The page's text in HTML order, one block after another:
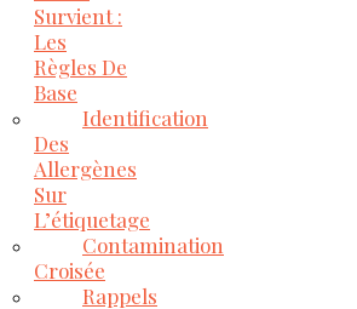
Survient :
Les
Règles De
Base
Identification
Des
Allergènes
Sur
L’étiquetage
Contamination
Croisée
Rappels